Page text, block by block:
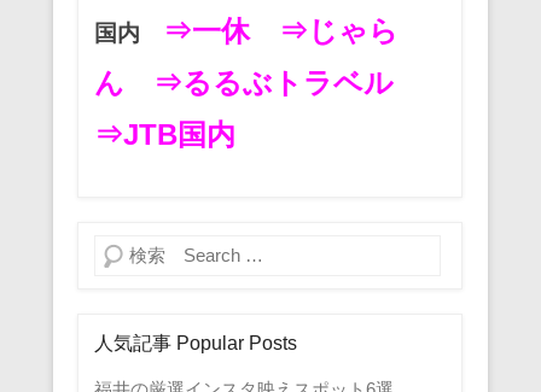
国内 ⇒一休
⇒じゃら
ん
⇒るるぶトラベル
⇒JTB国内
検索
人気記事 Popular Posts